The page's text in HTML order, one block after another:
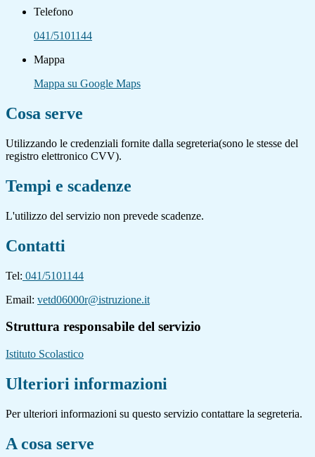
Telefono
041/5101144
Mappa
Mappa su Google Maps
Cosa serve
Utilizzando le credenziali fornite dalla segreteria(sono le stesse del
registro elettronico CVV).
Tempi e scadenze
L'utilizzo del servizio non prevede scadenze.
Contatti
Tel: 041/5101144
Email: vetd06000r@istruzione.it
Struttura responsabile del servizio
Istituto Scolastico
Ulteriori informazioni
Per ulteriori informazioni su questo servizio contattare la segreteria.
A cosa serve